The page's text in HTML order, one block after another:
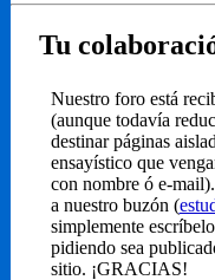
Tu
Nuestro foro está
(aunque todavía
destinar páginas
ensayístico que
con nombre ó e-
a nuestro buzón (
simplemente
pidiendo sea
sitio. ¡GRACIAS!